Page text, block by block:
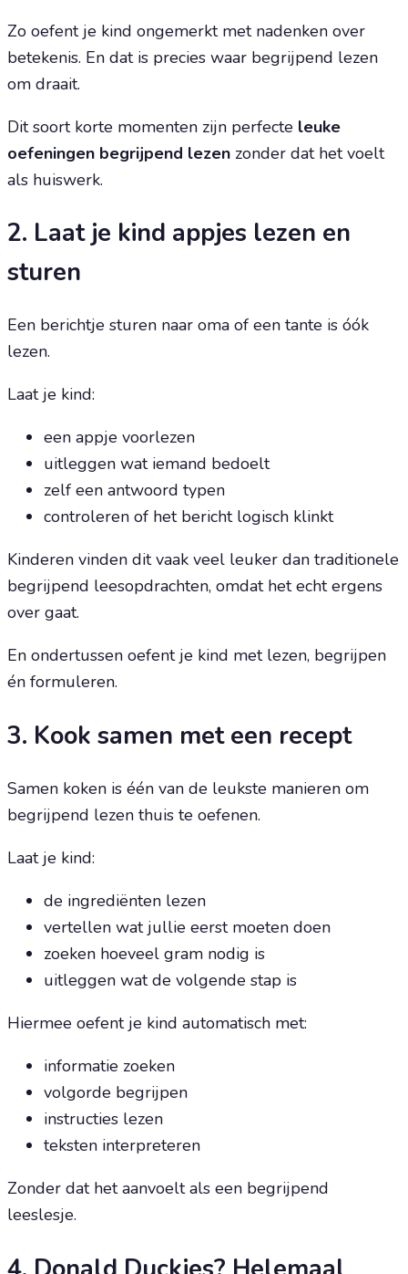
Zo oefent je kind ongemerkt met nadenken over
betekenis. En dat is precies waar begrijpend lezen
om draait.
Dit soort korte momenten zijn perfecte leuke
oefeningen begrijpend lezen zonder dat het voelt
als huiswerk.
2. Laat je kind appjes lezen en
sturen
Een berichtje sturen naar oma of een tante is óók
lezen.
Laat je kind:
een appje voorlezen
uitleggen wat iemand bedoelt
zelf een antwoord typen
controleren of het bericht logisch klinkt
Kinderen vinden dit vaak veel leuker dan traditionele
begrijpend leesopdrachten, omdat het echt ergens
over gaat.
En ondertussen oefent je kind met lezen, begrijpen
én formuleren.
3. Kook samen met een recept
Samen koken is één van de leukste manieren om
begrijpend lezen thuis te oefenen.
Laat je kind:
de ingrediënten lezen
vertellen wat jullie eerst moeten doen
zoeken hoeveel gram nodig is
uitleggen wat de volgende stap is
Hiermee oefent je kind automatisch met:
informatie zoeken
volgorde begrijpen
instructies lezen
teksten interpreteren
Zonder dat het aanvoelt als een begrijpend
leeslesje.